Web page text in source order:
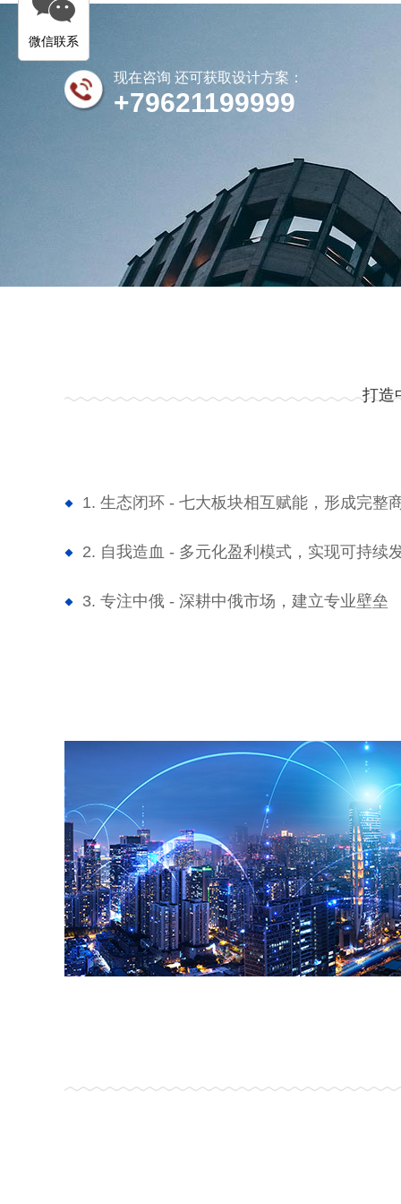
现在咨询 还可获取设计方案：
+79621199999
打造
1. 生态闭环 - 七大板块相互赋能，形成完整
2. 自我造血 - 多元化盈利模式，实现可持续
3. 专注中俄 - 深耕中俄市场，建立专业壁垒
微信联系